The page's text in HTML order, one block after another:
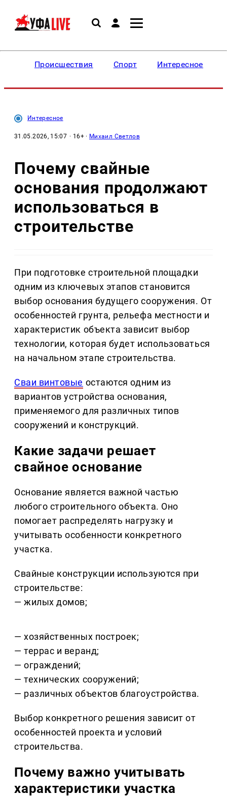
Происшествия Спорт Интересное
Интересное
31.05.2026, 15:07 · 16+ · Михаил Светлов
Почему свайные
основания продолжают
использоваться в
строительстве
При подготовке строительной площадки
одним из ключевых этапов становится
выбор основания будущего сооружения. От
особенностей грунта, рельефа местности и
характеристик объекта зависит выбор
технологии, которая будет использоваться
на начальном этапе строительства.
Сваи винтовые остаются одним из
вариантов устройства основания,
применяемого для различных типов
сооружений и конструкций.
Какие задачи решает
свайное основание
Основание является важной частью
любого строительного объекта. Оно
помогает распределять нагрузку и
учитывать особенности конкретного
участка.
Свайные конструкции используются при
строительстве:
— жилых домов;
— хозяйственных построек;
— террас и веранд;
— ограждений;
— технических сооружений;
— различных объектов благоустройства.
Выбор конкретного решения зависит от
особенностей проекта и условий
строительства.
Почему важно учитывать
характеристики участка